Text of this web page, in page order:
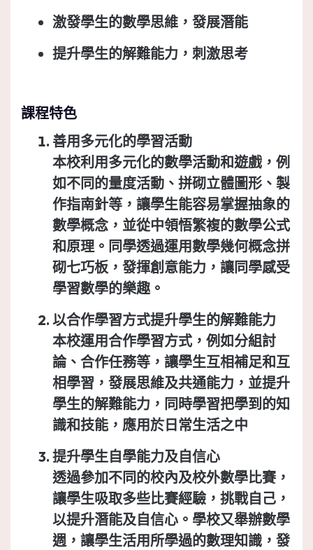
激發學生的數學思維，發展潛能
提升學生的解難能力，刺激思考
課程特色
善用多元化的學習活動
本校利用多元化的數學活動和遊戲，例
如不同的量度活動、拼砌立體圖形、製
作指南針等，讓學生能容易掌握抽象的
數學概念，並從中領悟繁複的數學公式
和原理。同學透過運用數學幾何概念拼
砌七巧板，發揮創意能力，讓同學感受
學習數學的樂趣。
以合作學習方式提升學生的解難能力
本校運用合作學習方式，例如分組討
論、合作任務等，讓學生互相補足和互
相學習，發展思維及共通能力，並提升
學生的解難能力，同時學習把學到的知
識和技能，應用於日常生活之中
提升學生自學能力及自信心
透過參加不同的校內及校外數學比賽，
讓學生吸取多些比賽經驗，挑戰自己，
以提升潛能及自信心。學校又舉辦數學
週，讓學生活用所學過的數理知識，發